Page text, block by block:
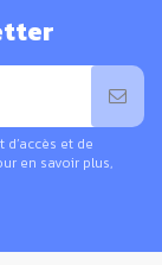
aux
chargeur.
et de
en savoir plus,